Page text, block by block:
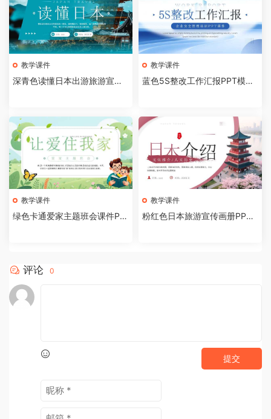
教学课件
深青色读懂日本出游旅游宣传
教学课件
蓝色5S整改工作汇报PPT模板
教学课件
绿色卡通爱家主题班会课件PP
教学课件
粉红色日本旅游宣传画册PPT
评论 0
提交